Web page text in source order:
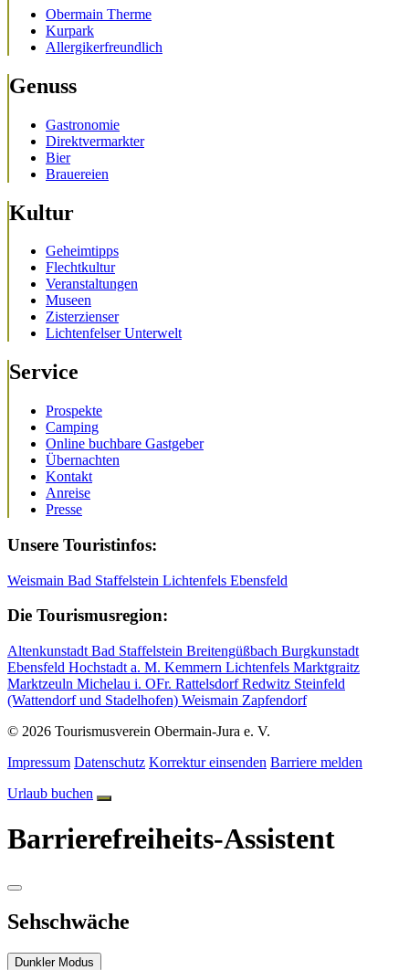
Obermain Therme
Kurpark
Allergikerfreundlich
Genuss
Gastronomie
Direktvermarkter
Bier
Brauereien
Kultur
Geheimtipps
Flechtkultur
Veranstaltungen
Museen
Zisterzienser
Lichtenfelser Unterwelt
Service
Prospekte
Camping
Online buchbare Gastgeber
Übernachten
Kontakt
Anreise
Presse
Unsere Touristinfos:
Weismain Bad Staffelstein Lichtenfels Ebensfeld
Die Tourismusregion:
Altenkunstadt Bad Staffelstein Breitengüßbach Burgkunstadt
Ebensfeld Hochstadt a. M. Kemmern Lichtenfels Marktgraitz
Marktzeuln Michelau i. OFr. RattelsdorfRedwitz Steinfeld
(Wattendorf und Stadelhofen) Weismain Zapfendorf
© 2026 Tourismusverein Obermain-Jura e. V.
Impressum Datenschutz Korrektur einsenden Barriere melden
Urlaub buchen
Barrierefreiheits-Assistent
Sehschwäche
Dunkler Modus